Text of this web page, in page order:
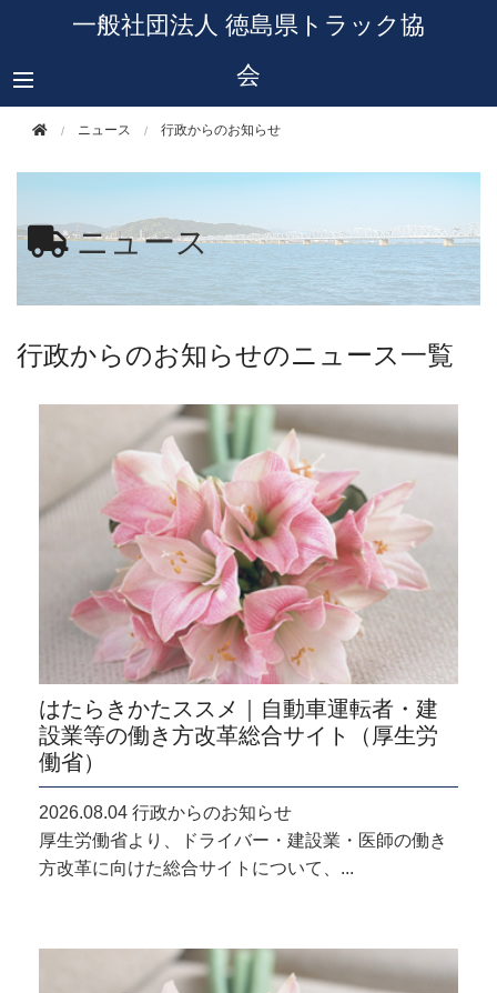
一般社団法人 徳島県トラック協
会
ニュース 行政からのお知らせ
ニュース
行政からのお知らせのニュース一覧
はたらきかたススメ｜自動車運転者・建
設業等の働き方改革総合サイト（厚生労
働省）
2026.08.04 行政からのお知らせ
厚生労働省より、ドライバー・建設業・医師の働き
方改革に向けた総合サイトについて、...